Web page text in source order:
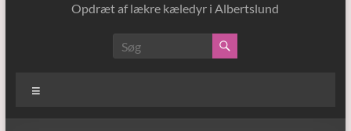
Opdræt af lækre kæledyr i Albertslund